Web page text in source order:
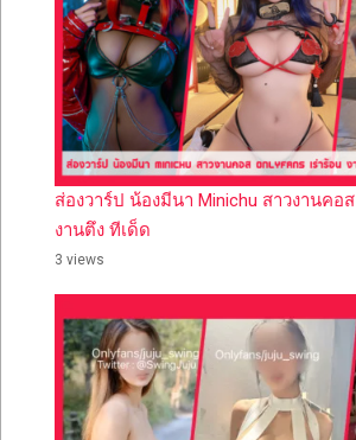
ส่องวาร์ป น้องมีนา Minichu สาวงานคอ
งานตึง ทีเด็ด
3 views